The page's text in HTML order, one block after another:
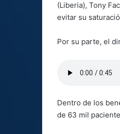
(Liberia), Tony
evitar su
Por su parte, el
Dentro de los
de 63 mil